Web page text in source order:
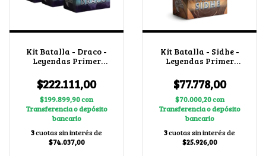
Kit Batalla - Draco -
Leyendas Primer
$222.111,00
$199.899,90con
Transferencia o depósito
bancario
3cuotas sin interés de
$74.037,00
Kit Batalla - Sidhe -
Leyendas Primer
$77.778,00
$70.000,20con
Transferencia o depósito
bancario
3cuotas sin interés de
$25.926,00